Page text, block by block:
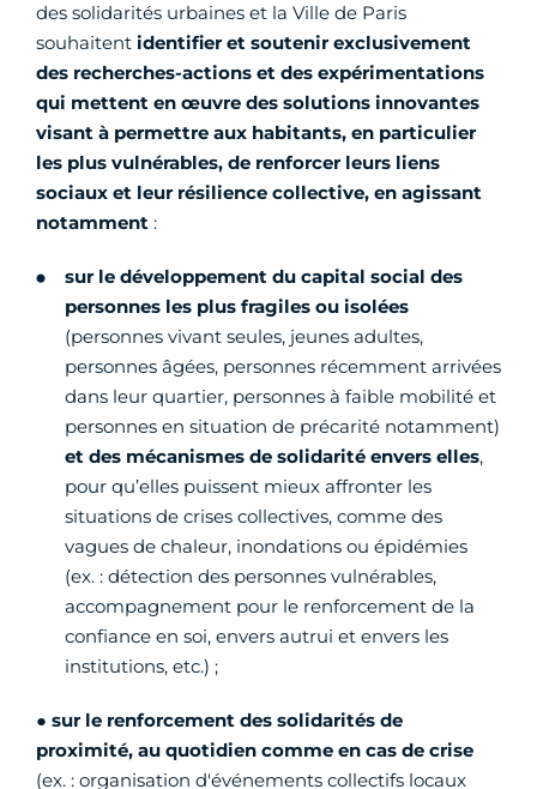
des solidarités urbaines et la Ville de Paris
souhaitent identifier et soutenir exclusivement
des recherches-actions et des expérimentations
qui mettent en œuvre des solutions innovantes
visant à permettre aux habitants, en particulier
les plus vulnérables, de renforcer leurs liens
sociaux et leur résilience collective, en agissant
notamment :
sur le développement du capital social des
personnes les plus fragiles ou isolées
(personnes vivant seules, jeunes adultes,
personnes âgées, personnes récemment arrivées
dans leur quartier, personnes à faible mobilité et
personnes en situation de précarité notamment)
et des mécanismes de solidarité envers elles,
pour qu’elles puissent mieux affronter les
situations de crises collectives, comme des
vagues de chaleur, inondations ou épidémies
(ex. : détection des personnes vulnérables,
accompagnement pour le renforcement de la
confiance en soi, envers autrui et envers les
institutions, etc.) ;
● sur le renforcement des solidarités de
proximité, au quotidien comme en cas de crise
(ex. : organisation d'événements collectifs locaux